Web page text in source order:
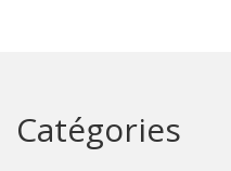
Catégories